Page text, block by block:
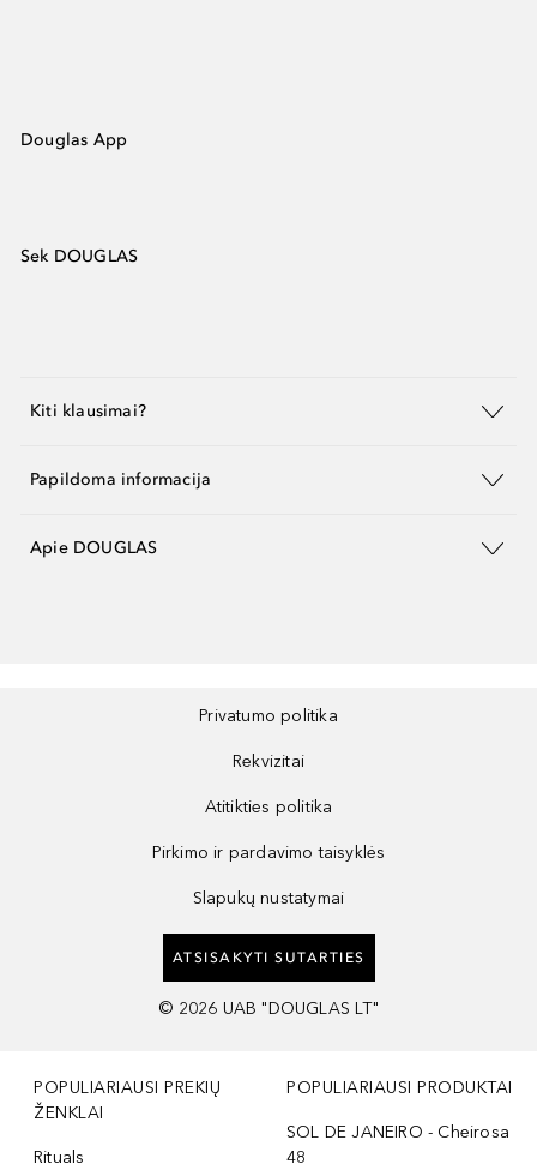
Douglas App
Sek DOUGLAS
Kiti klausimai?
Papildoma informacija
Apie DOUGLAS
Privatumo politika
Rekvizitai
Atitikties politika
Pirkimo ir pardavimo taisyklės
Slapukų nustatymai
ATSISAKYTI SUTARTIES
© 2026 UAB "DOUGLAS LT"
POPULIARIAUSI PREKIŲ
ŽENKLAI
Rituals
POPULIARIAUSI PRODUKTAI
SOL DE JANEIRO - Cheirosa
48